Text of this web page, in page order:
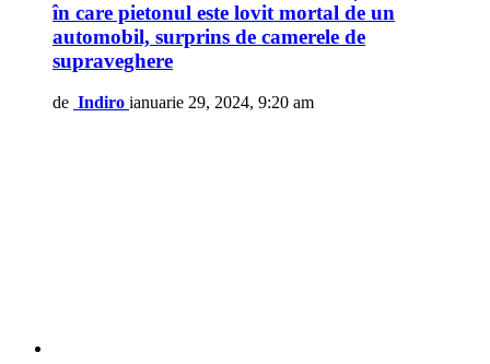
în care pietonul este lovit mortal de un
automobil, surprins de camerele de
supraveghere
de Indiro ianuarie 29, 2024, 9:20 am